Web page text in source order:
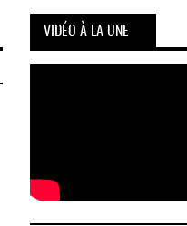
VIDÉO À LA UNE